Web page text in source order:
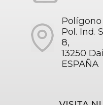
Pol. Ind.
8,
13250
ESPAÑA